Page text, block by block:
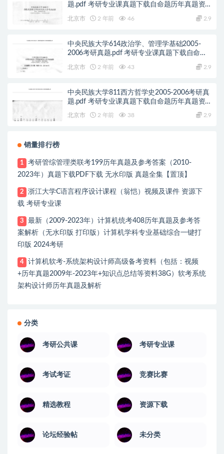
题.pdf 考研专业课真题下载自命题历年真题资
北京市 2 年前 46 2.9
中央民族大学614政治学、管理学基础2005-
2006考研真题.pdf 考研专业课真题下载自命题
北京市 2 年前 43 2.9
中央民族大学811西方哲学史2005-2006考研真
题.pdf 考研专业课真题下载自命题历年真题资
北京市 2 年前 38 2.9
销量排行榜
1
考研管综管理类联考199历年真题及参考答案（2010-
2023年）真题下载PDF下载 无水印版 真题全集【置顶】
2
浙江大学C语言程序设计课程（翁恺）视频及课件 资源下
载 考研专业课
3
最新（2009-2023年）计算机统考408历年真题及参考答
案解析（无水印版 打印版）计算机学科专业基础综合一键打
印版 2024考研
4
计算机软考-系统架构设计师高级备考资料（包括：视频
+历年真题2009年-2023年+知识点总结等资料38G）软考系统
架构设计师历年真题及解析
分类
考研公共课 考研专业课
考试考证 竞赛比赛
精选教程 资源下载
论坛经验帖 未分类